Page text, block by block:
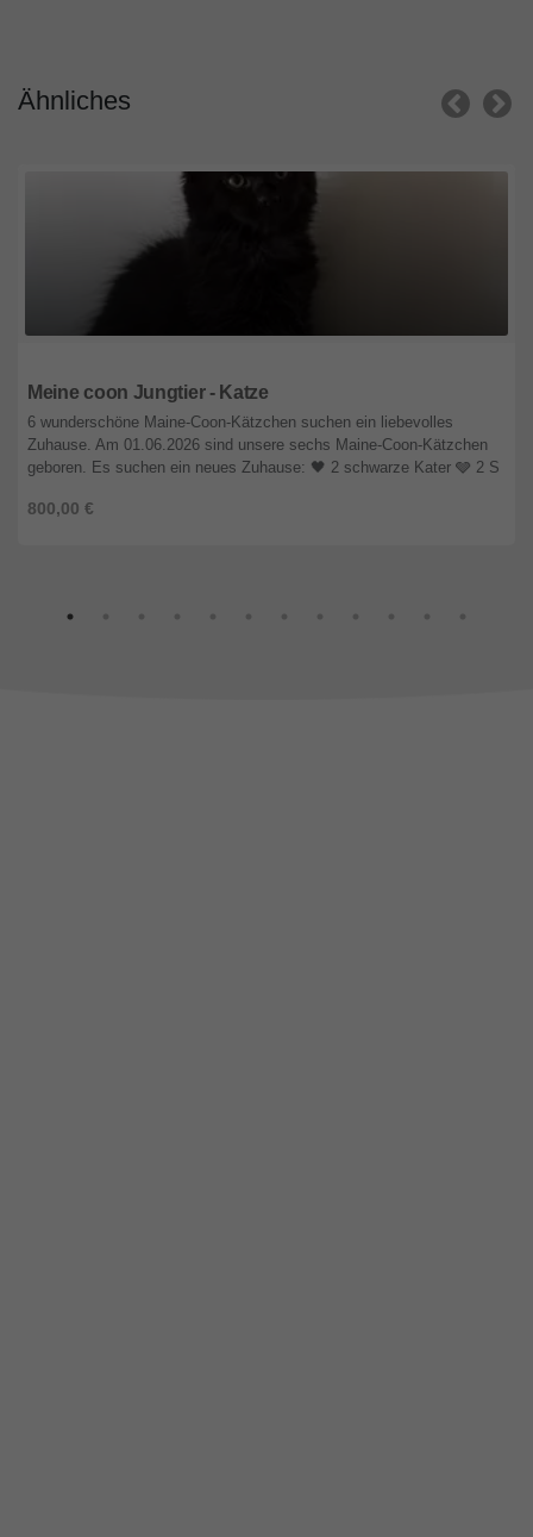
Ähnliches
Meine coon Jungtier - Katze
800,00 €
6 wunderschöne Maine-Coon-Kätzchen suchen ein liebevolles
Zuhause. Am 01.06.2026 sind unsere sechs Maine-Coon-Kätzchen
geboren. Es suchen ein neues Zuhause: 🖤 2 schwarze Kater 🩶 2 S